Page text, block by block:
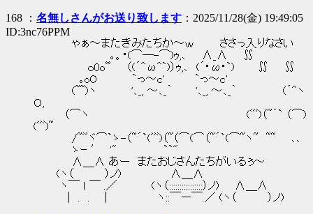
168 ： 名無しさんがお送り致します ：2025/11/28(金) 19:49:05
ID:3nc76PPM
ゃぁ～またきみたちか～ｗ ささっ入りなさい
｡。･(⌒─-⌒)ｩ,､ ∧_∧ ∬
ｏ0oﾟﾟ （(´^ω^`)）ｩ,､ (´･ω･`) ∬ ∬
｡oO `っ～c' `っ～c'
(~~)ヽ '､_, ～､_｀ '､_, ～､_｀ (´^ヽ
Ｏ,
（⌒ヽ (ﾞﾞﾞ)（~´` （⌒)
(ﾞﾞﾞ)~
/~ﾞﾞヾ⌒`ゝ-（~´`(ﾞﾞﾞ)（~（⌒(⌒（~´`(⌒~ヽ~ ~~ ､､
ゝｰ ′ '" ``"
∧＿∧ あー またおじさんたちがいるぅ～
(ヽ（ ）ノ) ∧＿∧
ヽ￣ ｌ ￣ .／ (ヽ（::::::::::::::::）ノ) ∧＿∧
| . . | ヽ::￣ー￣.／ (ヽ（ ）ノ)